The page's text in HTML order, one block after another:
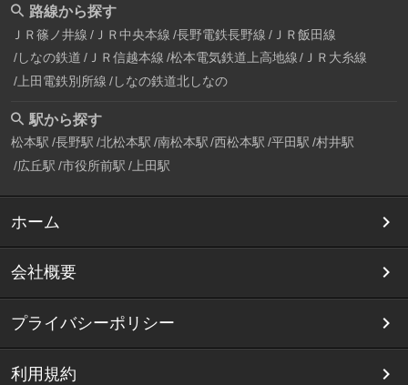
路線から探す
ＪＲ篠ノ井線 ＪＲ中央本線 長野電鉄長野線 ＪＲ飯田線
しなの鉄道 ＪＲ信越本線 松本電気鉄道上高地線
ＪＲ大糸線
上田電鉄別所線 しなの鉄道北しなの
駅から探す
松本駅 長野駅 北松本駅 南松本駅 西松本駅 平田駅 村井駅
広丘駅 市役所前駅 上田駅
ホーム
会社概要
プライバシーポリシー
利用規約